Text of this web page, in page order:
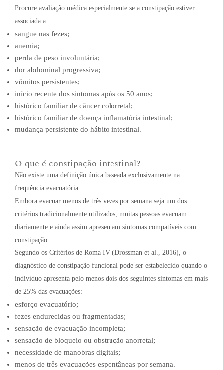
Procure avaliação médica especialmente se a constipação estiver
associada a:
sangue nas fezes;
anemia;
perda de peso involuntária;
dor abdominal progressiva;
vômitos persistentes;
início recente dos sintomas após os 50 anos;
histórico familiar de câncer colorretal;
histórico familiar de doença inflamatória intestinal;
mudança persistente do hábito intestinal.
O que é constipação intestinal?
Não existe uma definição única baseada exclusivamente na
frequência evacuatória.
Embora evacuar menos de três vezes por semana seja um dos
critérios tradicionalmente utilizados, muitas pessoas evacuam
diariamente e ainda assim apresentam sintomas compatíveis com
constipação.
Segundo os Critérios de Roma IV (Drossman et al., 2016), o
diagnóstico de constipação funcional pode ser estabelecido quando o
indivíduo apresenta pelo menos dois dos seguintes sintomas em mais
de 25% das evacuações:
esforço evacuatório;
fezes endurecidas ou fragmentadas;
sensação de evacuação incompleta;
sensação de bloqueio ou obstrução anorretal;
necessidade de manobras digitais;
menos de três evacuações espontâneas por semana.